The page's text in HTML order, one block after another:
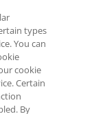
et pour vous
types
You can
cookie
Certain
By